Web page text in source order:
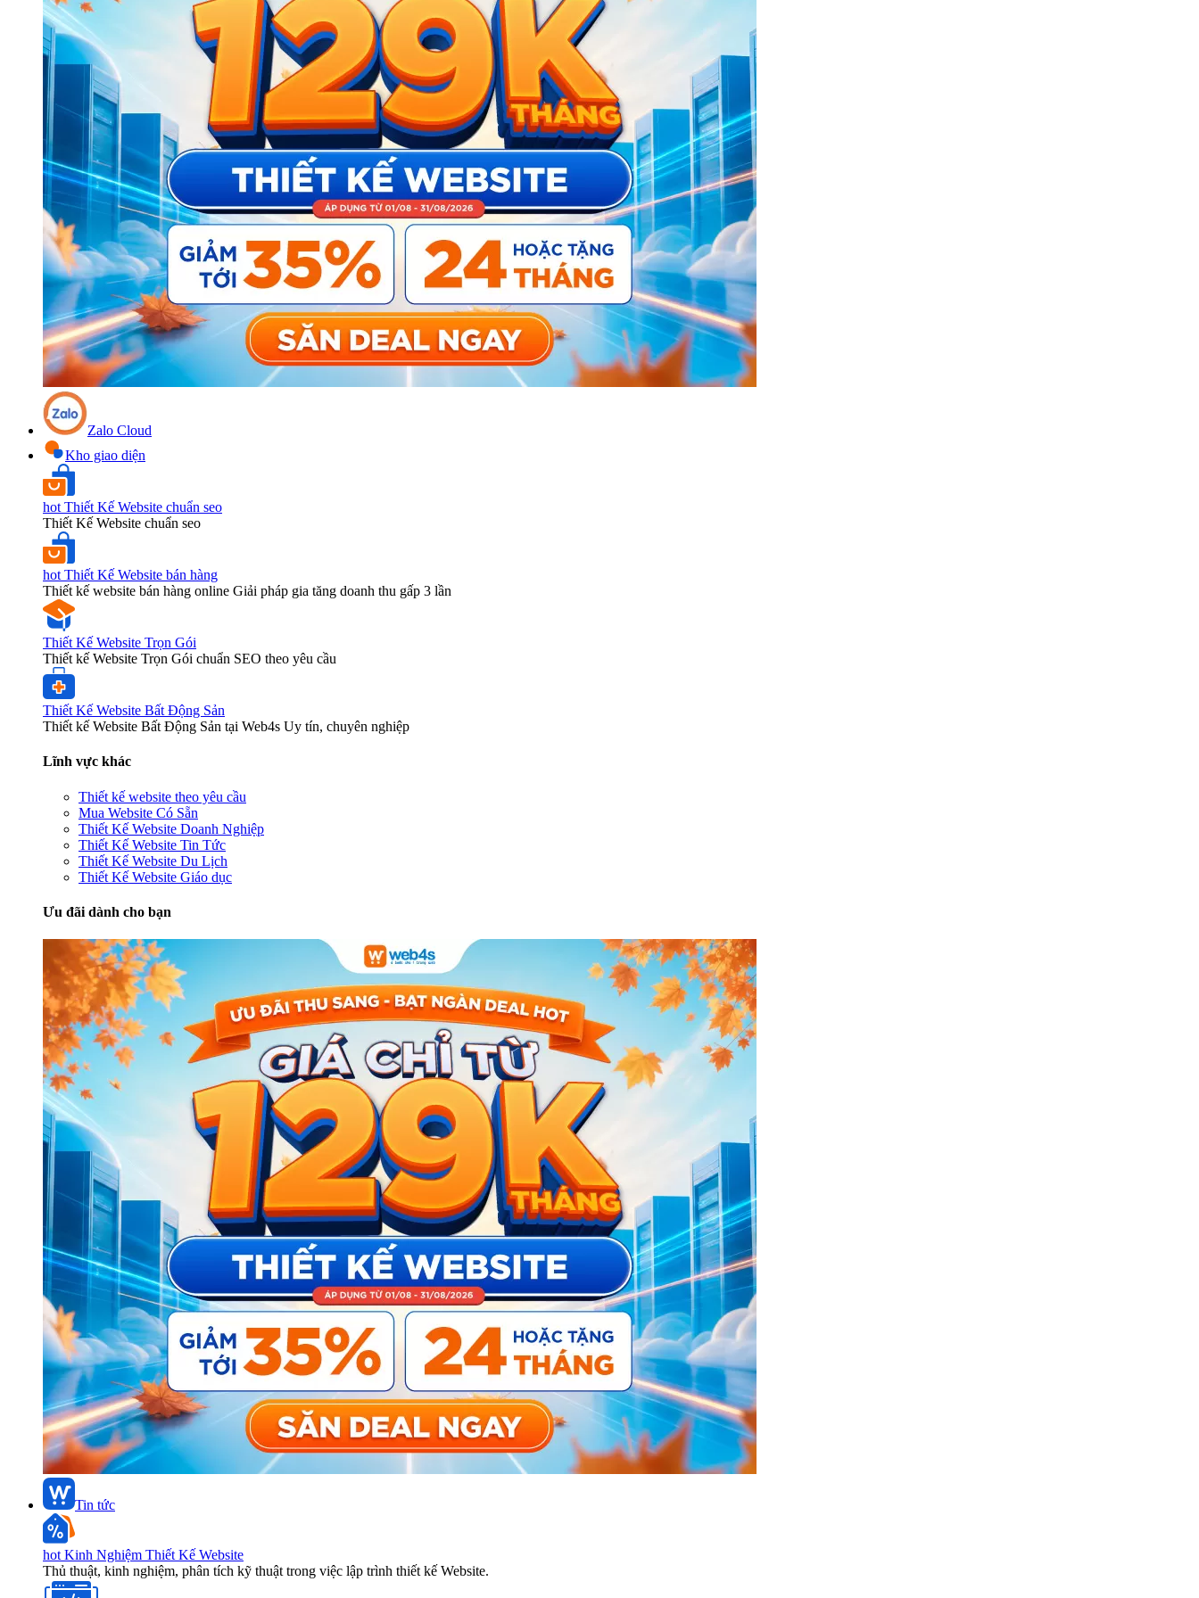
Zalo Cloud
Kho giao diện
hot Thiết Kế Website chuẩn seo
Thiết Kế Website chuẩn seo
hot Thiết Kế Website bán hàng
Thiết kế website bán hàng online Giải pháp gia tăng doanh thu gấp 3 lần
Thiết Kế Website Trọn Gói
Thiết kế Website Trọn Gói chuẩn SEO theo yêu cầu
Thiết Kế Website Bất Động Sản
Thiết kế Website Bất Động Sản tại Web4s Uy tín, chuyên nghiệp
Lĩnh vực khác
Thiết kế website theo yêu cầu
Mua Website Có Sẵn
Thiết Kế Website Doanh Nghiệp
Thiết Kế Website Tin Tức
Thiết Kế Website Du Lịch
Thiết Kế Website Giáo dục
Ưu đãi dành cho bạn
Tin tức
hot Kinh Nghiệm Thiết Kế Website
Thủ thuật, kinh nghiệm, phân tích kỹ thuật trong việc lập trình thiết kế Website.